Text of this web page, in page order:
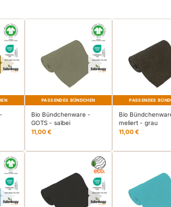
PASSENDES BÜNDCHEN
Bio Bündchenware -
GOTS - salbei
11,00 €
PASSENDES
Bio
meliert - grau
11,00 €